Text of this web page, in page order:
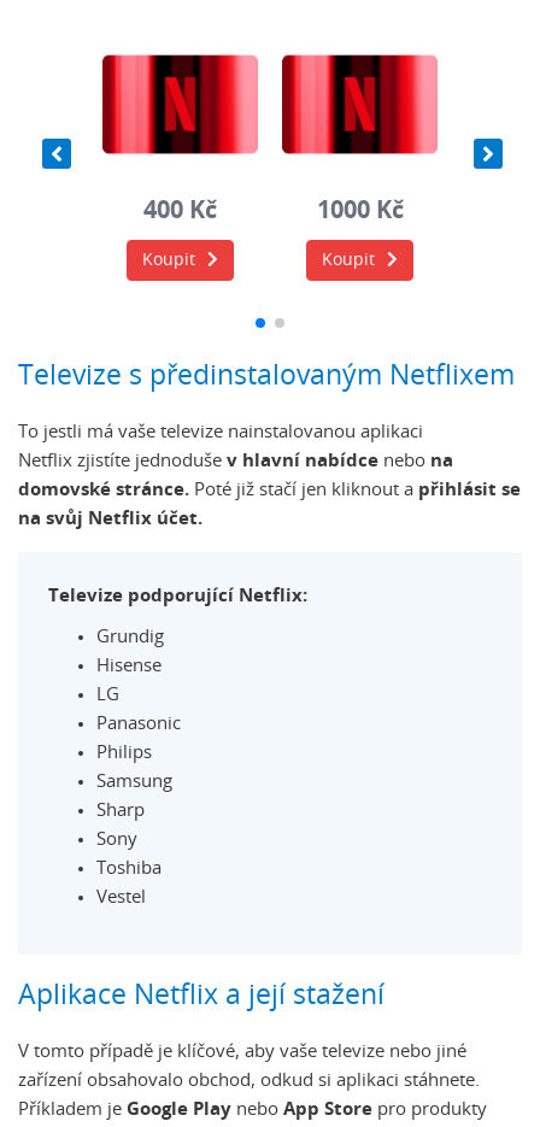
400 Kč
Koupit
1000 Kč
Koupit
Televize s předinstalovaným Netflixem
To jestli má vaše televize nainstalovanou aplikaci
Netflix zjistíte jednoduše v hlavní nabídce nebo na
domovské stránce. Poté již stačí jen kliknout a přihlásit se
na svůj Netflix účet.
Televize podporující Netflix:
Grundig
Hisense
LG
Panasonic
Philips
Samsung
Sharp
Sony
Toshiba
Vestel
Aplikace Netflix a její stažení
V tomto případě je klíčové, aby vaše televize nebo jiné
zařízení obsahovalo obchod, odkud si aplikaci stáhnete.
Příkladem je Google Play nebo App Store pro produkty